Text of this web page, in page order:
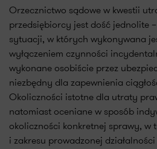
Orzecznictwo sądowe w kwestii
przedsiębiorcy jest dość jednolite
sytuacji, w których wykonywana
wyłączeniem czynności
wykonane osobiście przez
niezbędny dla zapewnienia
Okoliczności istotne dla utraty
natomiast oceniane w sposób
okoliczności konkretnej sprawy, w
i zakresu prowadzonej